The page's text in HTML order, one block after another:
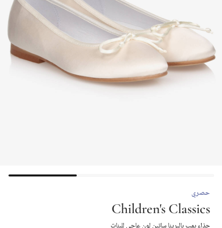
حصري
Children's Classics
حذاء بمب باليرينا ساتين لون عاجي للبنات